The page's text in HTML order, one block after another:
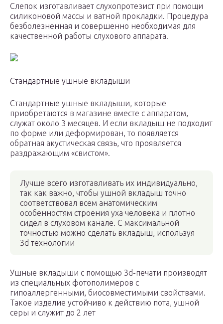
Слепок изготавливает слухопротезист при помощи
силиконовой массы и ватной прокладки. Процедура
безболезненная и совершенно необходимая для
качественной работы слухового аппарата.
Стандартные ушные вкладыши
Стандартные ушные вкладыши, которые
приобретаются в магазине вместе с аппаратом,
служат около 3 месяцев. И если вкладыш не подходит
по форме или деформирован, то появляется
обратная акустическая связь, что проявляется
раздражающим «свистом».
Лучше всего изготавливать их индивидуально,
так как важно, чтобы ушной вкладыш точно
соответствовал всем анатомическим
особенностям строения уха человека и плотно
сидел в слуховом канале. С максимальной
точностью можно сделать вкладыш, используя
3d технологии
Ушные вкладыши с помощью 3d-печати производят
из специальных фотополимеров с
гипоаллергенными, биосовместимыми свойствами.
Такое изделие устойчиво к действию пота, ушной
серы и служит до 2 лет